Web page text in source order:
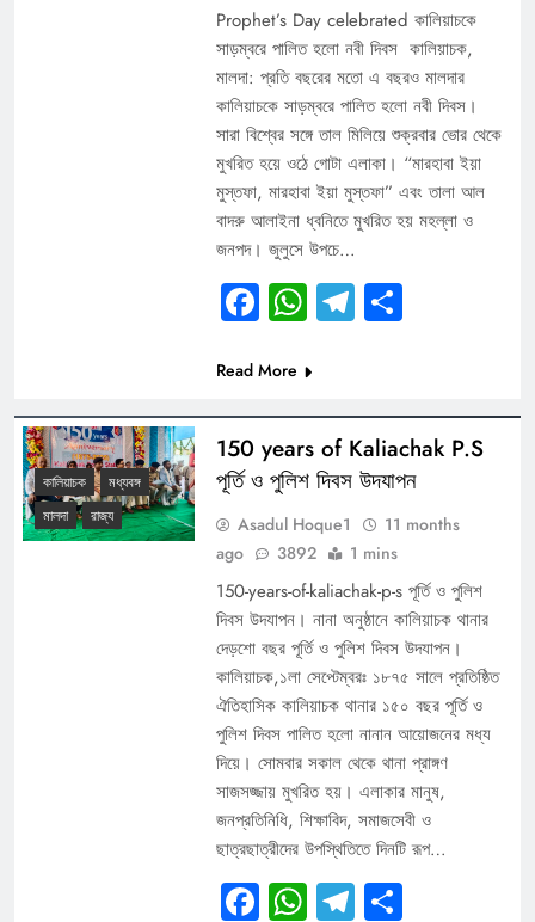
Prophet’s Day celebrated কালিয়াচকে
সাড়ম্বরে পালিত হলো নবী দিবস কালিয়াচক,
মালদা: প্রতি বছরের মতো এ বছরও মালদার
কালিয়াচকে সাড়ম্বরে পালিত হলো নবী দিবস।
সারা বিশ্বের সঙ্গে তাল মিলিয়ে শুক্রবার ভোর থেকে
মুখরিত হয়ে ওঠে গোটা এলাকা। “মারহাবা ইয়া
মুস্তফা, মারহাবা ইয়া মুস্তফা” এবং তালা আল
বাদরু আলাইনা ধ্বনিতে মুখরিত হয় মহল্লা ও
জনপদ। জুলুসে উপচে…
Facebook
WhatsApp
Telegram
Share
Read More
কালিয়াচক
মধ্যবঙ্গ
মালদা
রাজ্য
150 years of Kaliachak P.S
পূর্তি ও পুলিশ দিবস উদযাপন
Asadul Hoque1
11 months
ago
3892 1 mins
150-years-of-kaliachak-p-s পূর্তি ও পুলিশ
দিবস উদযাপন। নানা অনুষ্ঠানে কালিয়াচক থানার
দেড়শো বছর পূর্তি ও পুলিশ দিবস উদযাপন।
কালিয়াচক,১লা সেপ্টেম্বরঃ ১৮৭৫ সালে প্রতিষ্ঠিত
ঐতিহাসিক কালিয়াচক থানার ১৫০ বছর পূর্তি ও
পুলিশ দিবস পালিত হলো নানান আয়োজনের মধ্য
দিয়ে। সোমবার সকাল থেকে থানা প্রাঙ্গণ
সাজসজ্জায় মুখরিত হয়। এলাকার মানুষ,
জনপ্রতিনিধি, শিক্ষাবিদ, সমাজসেবী ও
ছাত্রছাত্রীদের উপস্থিতিতে দিনটি রূপ…
Facebook
WhatsApp
Telegram
Share